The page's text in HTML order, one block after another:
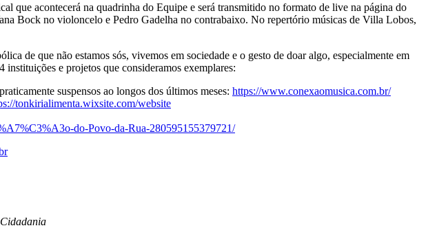
que acontecerá na quadrinha do Equipe e será transmitido no formato de live na página do
Bock no violoncelo e Pedro Gadelha no contrabaixo. No repertório músicas de Villa Lobos,
de que não estamos sós, vivemos em sociedade e o gesto de doar algo, especialmente em
e projetos que consideramos exemplares:
suspensos ao longos dos últimos meses: https://www.conexaomusica.com.br/
tonkirialimenta.wixsite.com/website
do-Povo-da-Rua-280595155379721/